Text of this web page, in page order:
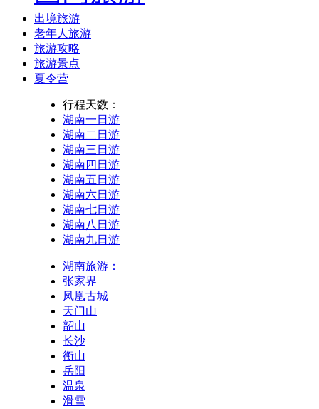
出境旅游
老年人旅游
旅游攻略
旅游景点
夏令营
行程天数：
湖南一日游
湖南二日游
湖南三日游
湖南四日游
湖南五日游
湖南六日游
湖南七日游
湖南八日游
湖南九日游
湖南旅游：
张家界
凤凰古城
天门山
韶山
长沙
衡山
岳阳
温泉
滑雪